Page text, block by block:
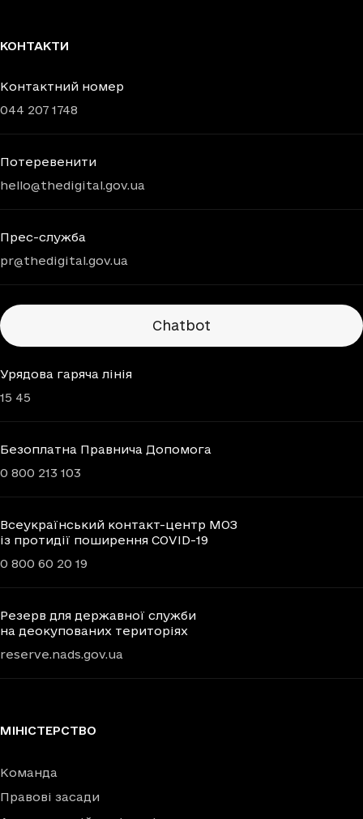
КОНТАКТИ
Контактний номер
044 207 1748
Потеревенити
hello@thedigital.gov.ua
Прес-служба
pr@thedigital.gov.ua
Chatbots
Chatbot
Урядова гаряча лінія
15 45
Безоплатна Правнича Допомога
0 800 213 103
Всеукраїнський контакт-центр МОЗ
із протидії поширення COVID-19
0 800 60 20 19
Резерв для державної служби
на деокупованих територіях
reserve.nads.gov.ua
МІНІСТЕРСТВО
Команда
Правові засади